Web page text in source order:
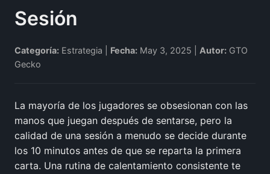
Sesión
Categoría: Estrategia | Fecha: May 3, 2025 | Autor: GTO
Gecko
La mayoría de los jugadores se obsesionan con las
manos que juegan después de sentarse, pero la
calidad de una sesión a menudo se decide durante
los 10 minutos antes de que se reparta la primera
carta. Una rutina de calentamiento consistente te